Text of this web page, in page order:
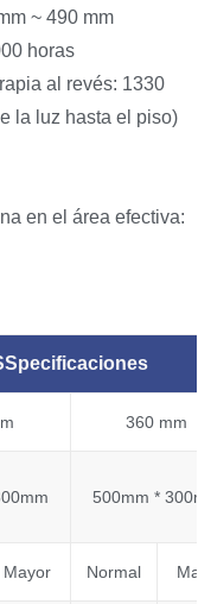
~ 490 mm
horas
al revés: 1330
la luz hasta el piso)
en el área efectiva:
Specificaciones
360 mm
500mm *
Mayor Normal